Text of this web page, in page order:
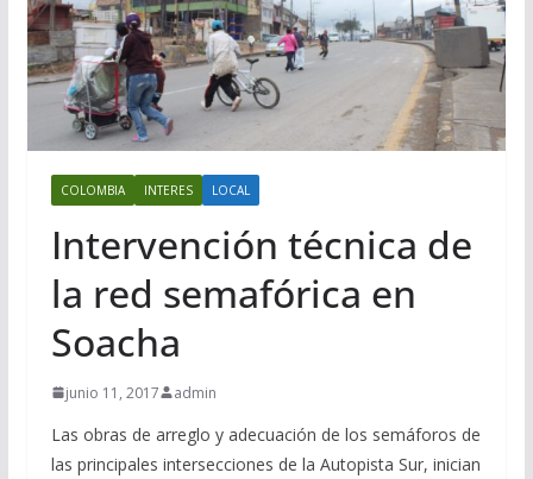
COLOMBIA INTERES LOCAL
Intervención técnica de
la red semafórica en
Soacha
junio 11, 2017 admin
Las obras de arreglo y adecuación de los semáforos de
las principales intersecciones de la Autopista Sur, inician